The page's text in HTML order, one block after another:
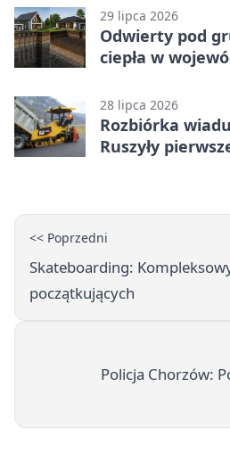
29 lipca 2026
Odwierty pod
ciepła w
28 lipca 2026
Rozbiórka
Ruszyły
<< Poprzedni
Skateboarding:
początkujących
Policja Chorzów: